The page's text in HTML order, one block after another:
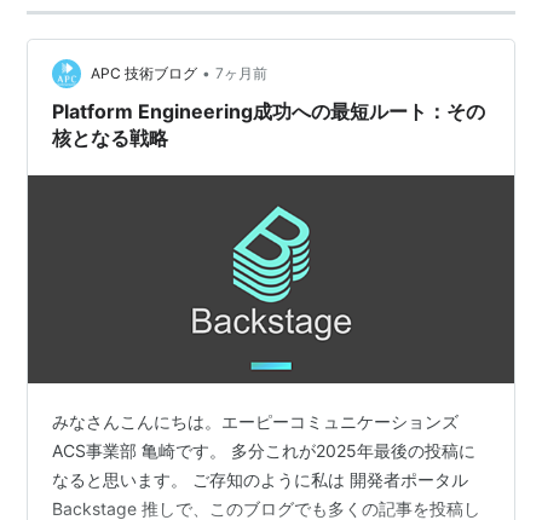
APC 技術ブログ • 7ヶ月前
Platform Engineering成功への最短ルート：その
核となる戦略
みなさんこんにちは。エーピーコミュニケーションズ
ACS事業部 亀崎です。 多分これが2025年最後の投稿に
なると思います。 ご存知のように私は 開発者ポータル
Backstage 推しで、このブログでも多くの記事を投稿し